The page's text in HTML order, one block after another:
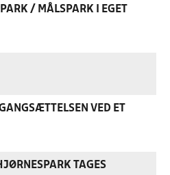
/ MÅLSPARK I EGET
VED ET
TAGES